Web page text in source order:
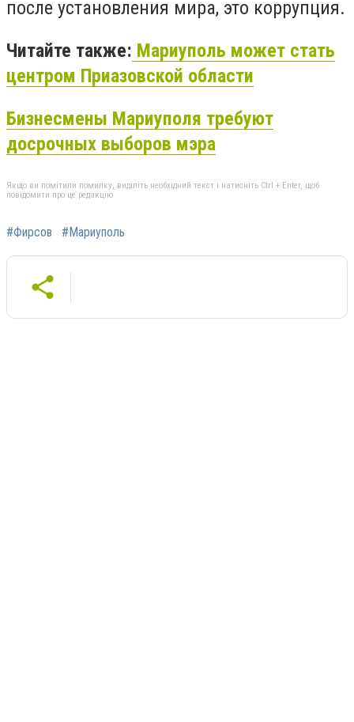
после установления мира, это коррупция.
Читайте также: Мариуполь может стать
центром Приазовской области
Бизнесмены Мариуполя требуют
досрочных выборов мэра
Якщо ви помітили помилку, виділіть необхідний текст і натисніть Ctrl + Enter, щоб
повідомити про це редакцію
#Фирсов #Мариуполь